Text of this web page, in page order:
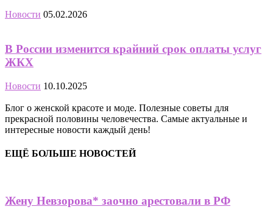
Новости 05.02.2026
В России изменится крайний срок оплаты услуг
ЖКХ
Новости 10.10.2025
Блог о женской красоте и моде. Полезные советы для
прекрасной половины человечества. Самые актуальные и
интересные новости каждый день!
ЕЩЁ БОЛЬШЕ НОВОСТЕЙ
Жену Невзорова* заочно арестовали в РФ